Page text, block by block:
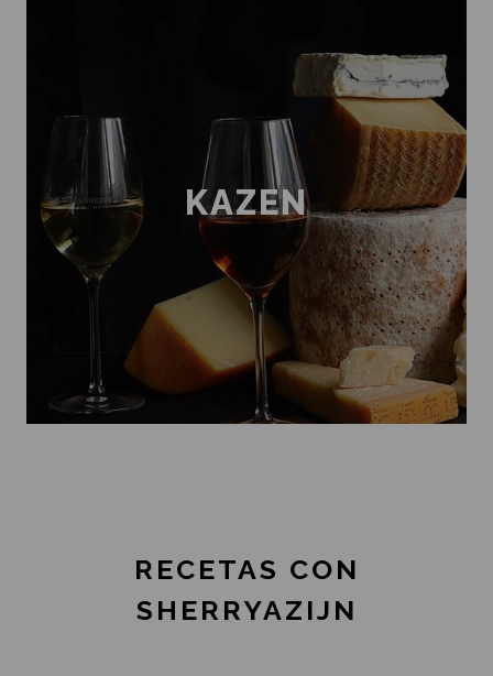
KAZEN
RECETAS CON
SHERRYAZIJN